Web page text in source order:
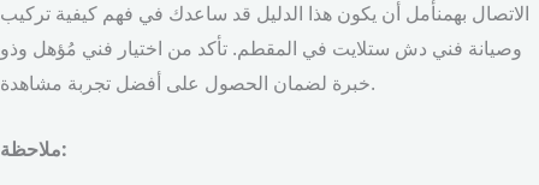
الاتصال بهمنأمل أن يكون هذا الدليل قد ساعدك في فهم كيفية تركيب
وصيانة فني دش ستلايت في المقطم. تأكد من اختيار فني مُؤهل وذو
خبرة لضمان الحصول على أفضل تجربة مشاهدة.
ملاحظة: